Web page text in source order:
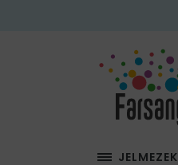
JELMEZEK